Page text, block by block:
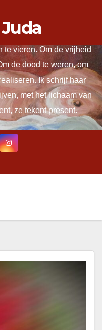
te vieren. Om de vrijheid
de dood te weren, om
Ik schrijf haar
met het lichaam van
ze tekent present.